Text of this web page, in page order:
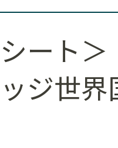
ート＞
ジ世